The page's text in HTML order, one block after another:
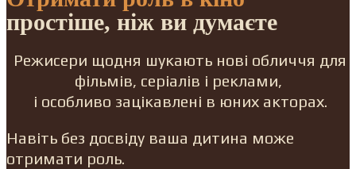
простіше, ніж ви думаєте
Режисери щодня шукають нові обличчя для
фільмів, серіалів і реклами,
і особливо зацікавлені в юних акторах.
Навіть без досвіду ваша дитина може
отримати роль.